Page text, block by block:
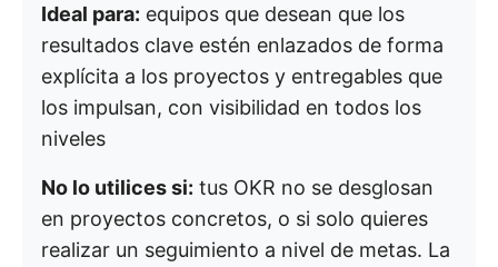
Ideal para: equipos que desean que los
resultados clave estén enlazados de forma
explícita a los proyectos y entregables que
los impulsan, con visibilidad en todos los
niveles
No lo utilices si: tus OKR no se desglosan
en proyectos concretos, o si solo quieres
realizar un seguimiento a nivel de metas. La